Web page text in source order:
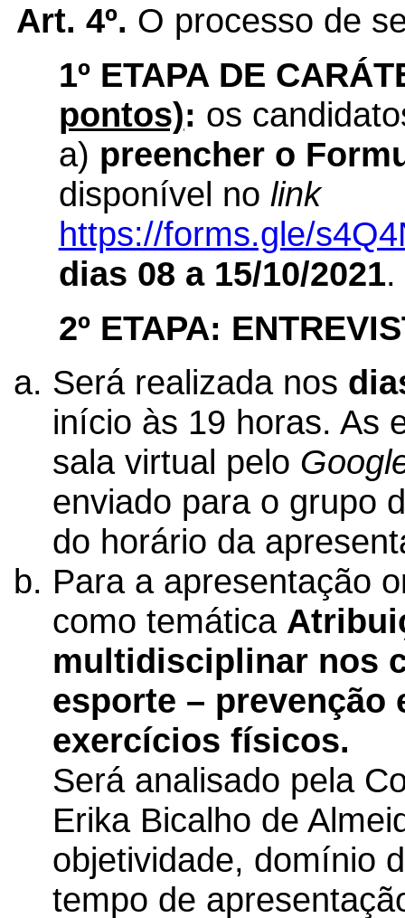
Art. 4º. O processo de
1º ETAPA DE
pontos): os
a) preencher o
disponível no link
https://forms.gle/
dias 08 a 15/10/2021.
2º ETAPA:
Será realizada nos
início às 19 horas. As
sala virtual pelo
enviado para o grupo
do horário da
Para a apresentação
como temática
multidisciplinar nos
esporte – prevenção
exercícios físicos.
Será analisado pela
Erika Bicalho de
objetividade, domínio
tempo de